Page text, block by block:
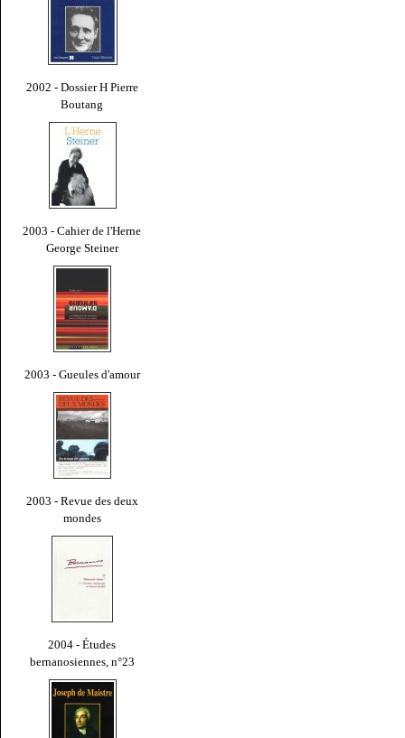
2002 - Dossier H Pierre
Boutang
2003 - Cahier de l'Herne
George Steiner
2003 - Gueules d'amour
2003 - Revue des deux
mondes
2004 - Études
bernanosiennes, n°23